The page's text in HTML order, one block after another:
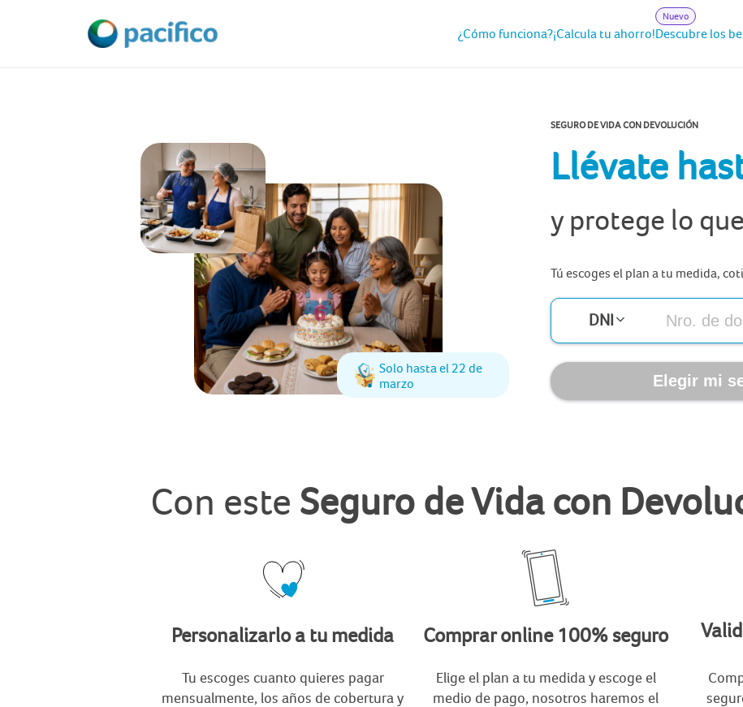
¿Cómo funciona?¡Calcula tu ahorro!
Nuevo
Descubre los
Solo hasta el 22 de
marzo
SEGURO DE VIDA CON DEVOLUCIÓN
Llévate
y protege lo
Tú escoges el plan a tu medida,
DNI
Elegir mi
Con este Seguro de Vida con
Personalizarlo a tu medida
Tu escoges cuanto quieres pagar
mensualmente, los años de cobertura y
Comprar online 100% seguro
Elige el plan a tu medida y escoge el
medio de pago, nosotros haremos el